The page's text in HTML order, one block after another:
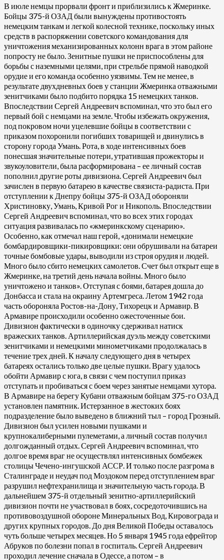
В июле немцы прорвали фронт и приблизились к Жмеринке.
Бойцы 375-й ОЗАД были вынуждены противостоять
немецким танкам и легкой колесной технике, поскольку иных
средств в распоряжении советского командования для
уничтожения механизированных колонн врага в этом районе
попросту не было. Зенитные пушки не приспособлены для
борьбы с наземными целями, при стрельбе прямой наводкой
орудие и его команда особенно уязвимы. Тем не менее, в
результате двухдневных боев у станции Жмеринка отважными
зенитчиками было подбито порядка 15 немецких танков.
Впоследствии Сергей Андреевич вспоминал, что это был его
первый бой с немцами на земле. Чтобы избежать окружения,
под покровом ночи уцелевшие бойцы в соответствии с
приказом похоронили погибших товарищей и двинулись в
сторону города Умань. Рота, в ходе интенсивных боев
понесшая значительные потери, утратившая прожекторы и
звукоуловители, была расформирована – ее личный состав
пополнил другие роты дивизиона. Сергей Андреевич был
зачислен в первую батарею в качестве связиста-радиста. При
отступлении к Днепру бойцы 375-й ОЗАД обороняли
Христиновку, Умань, Кривой Рог и Никополь. Впоследствии
Сергей Андреевич вспоминал, что во всех этих городах
ситуация развивалась по «жмеринкскому сценарию».
Особенно, как отмечал наш герой, «донимали немецкие
бомбардировщики-пикировщики: они обрушивали на батареи
точные бомбовые удары, выводили из строя орудия и людей.
Много было сбито немецких самолетов. Счет был открыт еще в
Жмеринке, на третий день начала войны. Много было
уничтожено и танков». Отступая с боями, батарея дошла до
Донбасса и стала на окраину Артемгреса. Летом 1942 года
часть обороняла Ростов-на-Дону, Тихорецк и Армавир. В
Армавире происходили особенно ожесточенные бои.
Дивизион фактически в одиночку сдерживал натиск
вражеских танков. Артиллерийская дуэль между советскими
зенитчиками и немецкими минометчиками продолжалась в
течение трех дней. К началу следующего дня в четырех
батареях остались только две целые пушки. Врагу удалось
обойти Армавир с юга, в связи с чем поступил приказ
отступать и пробиваться с боем через занятые немцами хутора.
В Армавире на берегу Кубани отважным бойцам 375-го ОЗАД
установлен памятник. Истерзанное в жестоких боях
подразделение было выведено в ближний тыл – город Грозный.
Дивизион был усилен новыми пушками и
крупнокалиберными пулеметами, а личный состав получил
долгожданный отдых. Сергей Андреевич вспоминал, что
долгое время враг не осуществлял интенсивных бомбежек
столицы Чечено-ингушской АССР. И только после разгрома в
Сталинграде и неудач под Моздоком перед отступлением враг
разрушил нефтехранилища и значительную часть города. В
дальнейшем 375-й отдельный зенитно-артиллерийский
дивизион почти не участвовал в боях, сосредоточившись на
противовоздушной обороне Минеральных Вод, Кировограда и
других крупных городов. До дня Великой Победы оставалось
чуть больше четырех месяцев. Но 5 января 1945 года ефрейтор
Абруков по болезни попал в госпиталь. Сергей Андреевич
проходил лечение сначала в Одессе, а потом – в